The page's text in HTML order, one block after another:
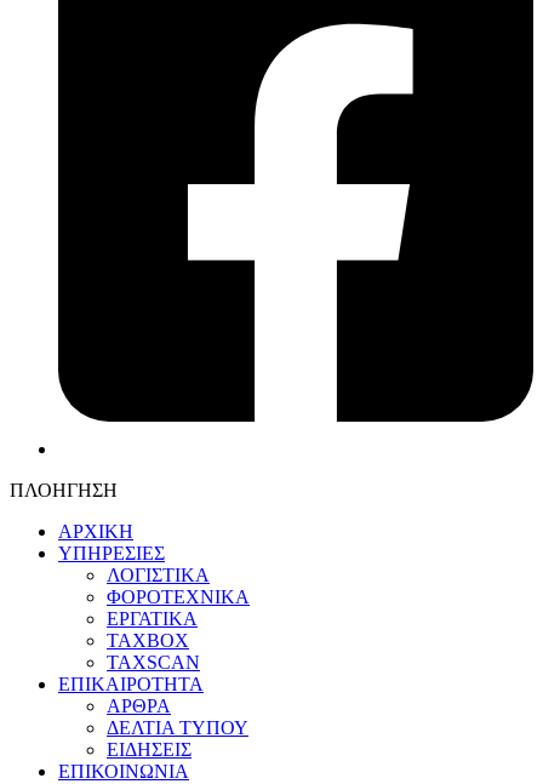
ΠΛΟΗΓΗΣΗ
ΑΡΧΙΚΗ
ΥΠΗΡΕΣΙΕΣ
ΛΟΓΙΣΤΙΚΑ
ΦΟΡΟΤΕΧΝΙΚΑ
ΕΡΓΑΤΙΚΑ
TAXBOX
TAXSCAN
ΕΠΙΚΑΙΡΟΤΗΤΑ
ΑΡΘΡΑ
ΔΕΛΤΙΑ ΤΥΠΟΥ
ΕΙΔΗΣΕΙΣ
ΕΠΙΚΟΙΝΩΝΙΑ